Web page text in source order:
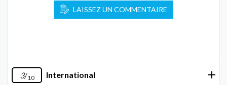
LAISSEZ UN COMMENTAIRE
3/10 International